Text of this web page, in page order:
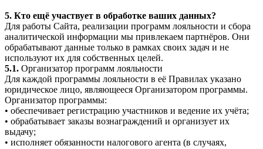
5. Кто ещё участвует в обработке ваших данных?
Для работы Сайта, реализации программ лояльности и сбора
аналитической информации мы привлекаем партнёров. Они
обрабатывают данные только в рамках своих задач и не
используют их для собственных целей.
5.1. Организатор программ лояльности
Для каждой программы лояльности в её Правилах указано
юридическое лицо, являющееся Организатором программы.
Организатор программы:
• обеспечивает регистрацию участников и ведение их учёта;
• обрабатывает заказы вознаграждений и организует их
выдачу;
• исполняет обязанности налогового агента (в случаях,